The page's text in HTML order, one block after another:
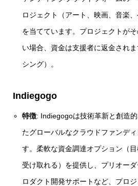
ロジェクト（アート、映画、音楽
を当てています。プロジェクトが
い場合、資金は支援者に返金され
シング）。
Indiegogo
特徴: Indiegogoは技術革新と創造
たグローバルなクラウドファンデ
す。柔軟な資金調達オプション（
受け取れる）を提供し、プリオー
ロダクト開発サポートなど、プロ